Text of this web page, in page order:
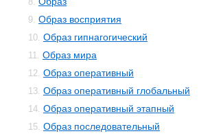
9. Образ восприятия
10. Образ гипнагогический
11. Образ мира
12. Образ оперативный
13. Образ оперативный глобальный
14. Образ оперативный этапный
15. Образ последовательный